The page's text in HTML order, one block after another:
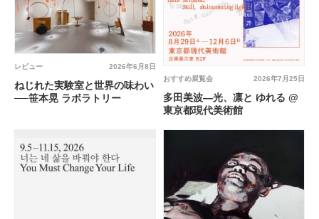
2026年6月8日
レビュー
ねじれた実験室と世界の味わい
──笹本晃 ラボラトリー
2026年7月25日
おすすめ展覧会
多田美波―光、凛と ゆれる @
東京都現代美術館